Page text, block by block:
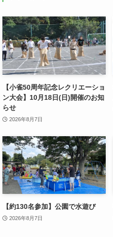
【小雀50周年記念レクリエーショ
ン大会】10月18日(日)開催のお知
らせ
2026年8月7日
【約130名参加】公園で水遊び
2026年8月7日